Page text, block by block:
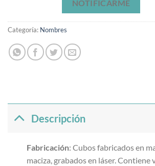
NOTIFICARME
Categoría: Nombres
Descripción
Fabricación: Cubos fabricados en
maciza, grabados en láser. Contiene